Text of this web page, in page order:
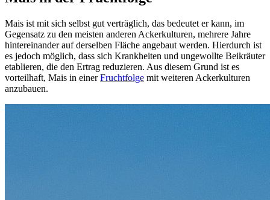
Mais ist mit sich selbst gut verträglich, das bedeutet er kann, im
Gegensatz zu den meisten anderen Ackerkulturen, mehrere Jahre
hintereinander auf derselben Fläche angebaut werden. Hierdurch ist
es jedoch möglich, dass sich Krankheiten und ungewollte Beikräuter
etablieren, die den Ertrag reduzieren. Aus diesem Grund ist es
vorteilhaft, Mais in einerFruchtfolge mit weiteren Ackerkulturen
anzubauen.